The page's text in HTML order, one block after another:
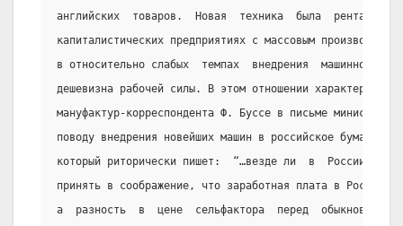
английских  товаров.  Новая  техника  была
капиталистических предприятиях с массовым
в относительно слабых  темпах  внедрения  машинного
дешевизна рабочей силы. В этом отношении характерно
мануфактур-корреспондента Ф. Буссе в письме министру
поводу внедрения новейших машин в российское
который риторически пишет:  “…везде ли  в  России
принять в соображение, что заработная плата в России
а  разность  в  цене  сельфактора  перед